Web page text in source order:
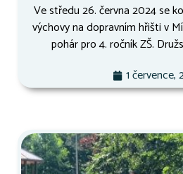
Ve středu 26. června 2024 se
výchovy na dopravním hřišti v
pohár pro 4. ročník ZŠ.
1 července,